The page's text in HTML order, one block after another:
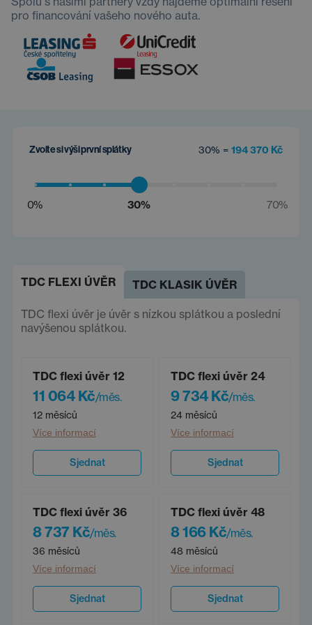
pro financování vašeho nového auta.
Zvolte si výši první splátky 30% = 194 370 Kč
0% 30% 70%
TDC FLEXI ÚVĚR TDC KLASIK ÚVĚR
TDC flexi úvěr je úvěr s nízkou splátkou a poslední
navýšenou splátkou.
TDC flexi úvěr 12
11 064 Kč/měs.
12 měsíců
Více informací
Sjednat
TDC flexi úvěr 24
9 734 Kč/měs.
24 měsíců
Více informací
Sjednat
TDC flexi úvěr 36
8 737 Kč/měs.
36 měsíců
Více informací
Sjednat
TDC flexi úvěr 48
8 166 Kč/měs.
48 měsíců
Více informací
Sjednat